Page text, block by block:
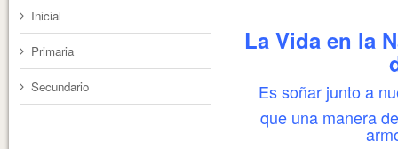
Inicial
Primaria
Secundario
La Vida en la
Es soñar junto a
que una manera